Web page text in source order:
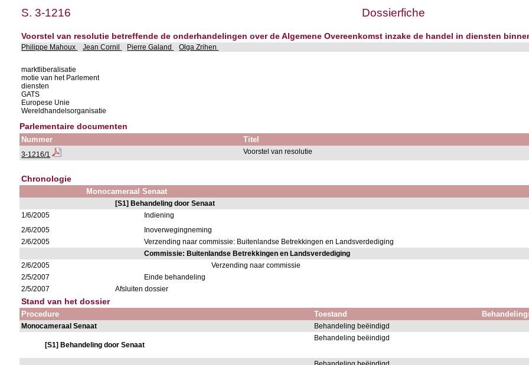
S. 3-1216 Dossierfiche
Voorstel van resolutie betreffende de onderhandelingen over de Algemene Overeenkomst inzake de handel in diensten
Philippe Mahoux Jean Cornil Pierre Galand Olga Zrihen
marktliberalisatie
motie van het Parlement
diensten
GATS
Europese Unie
Wereldhandelsorganisatie
Parlementaire documenten
Nummer Titel
3-1216/1 Voorstel van resolutie
Chronologie
Monocameraal Senaat
[S1] Behandeling door Senaat
1/6/2005
Indiening
2/6/2005
Inoverwegingneming
2/6/2005
Verzending naar commissie: Buitenlandse Betrekkingen en Landsverdediging
Commissie: Buitenlandse Betrekkingen en Landsverdediging
2/6/2005
Verzending naar commissie
2/5/2007
Einde behandeling
2/5/2007
Afsluiten dossier
Stand van het dossier
Procedure Toestand
Monocameraal Senaat Behandeling beëindigd
[S1] Behandeling door Senaat
Behandeling beëindigd